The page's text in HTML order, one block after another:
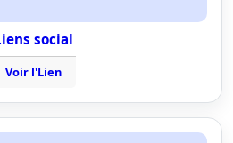
social
Voir l'Lien